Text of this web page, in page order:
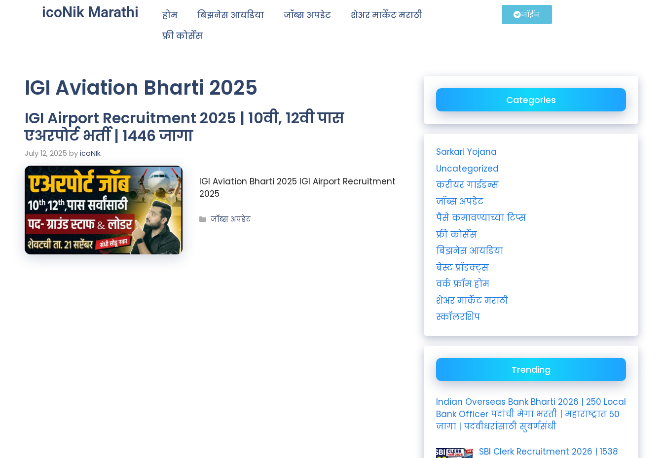
icoNik Marathi होम बिझनेस आयडिया जॉब्स अपडेट
शेअर मार्केट मराठी
फ्री कोर्सेस
जॉईन
IGI Aviation Bharti 2025
IGI Airport Recruitment 2025 | 10वी, 12वी पास
एअरपोर्ट भर्ती | 1446 जागा
July 12, 2025 by icoNIk
IGI Aviation Bharti 2025 IGI Airport Recruitment
2025
जॉब्स अपडेट
Categories
Sarkari Yojana
Uncategorized
करीयर गाईडन्स
जॉब्स अपडेट
पैसे कमावण्याच्या टिप्स
फ्री कोर्सेस
बिझनेस आयडिया
बेस्ट प्रॉडक्ट्स
वर्क फ्रॉम होम
शेअर मार्केट मराठी
स्कॉलरशिप
Trending
Indian Overseas Bank Bharti 2026 | 250 Local
Bank Officer पदांची मेगा भरती | महाराष्ट्रात 50
जागा | पदवीधरांसाठी सुवर्णसंधी
SBI Clerk Recruitment 2026 | 1538